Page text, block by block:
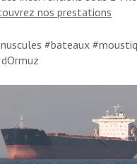
nos prestations
#bateaux